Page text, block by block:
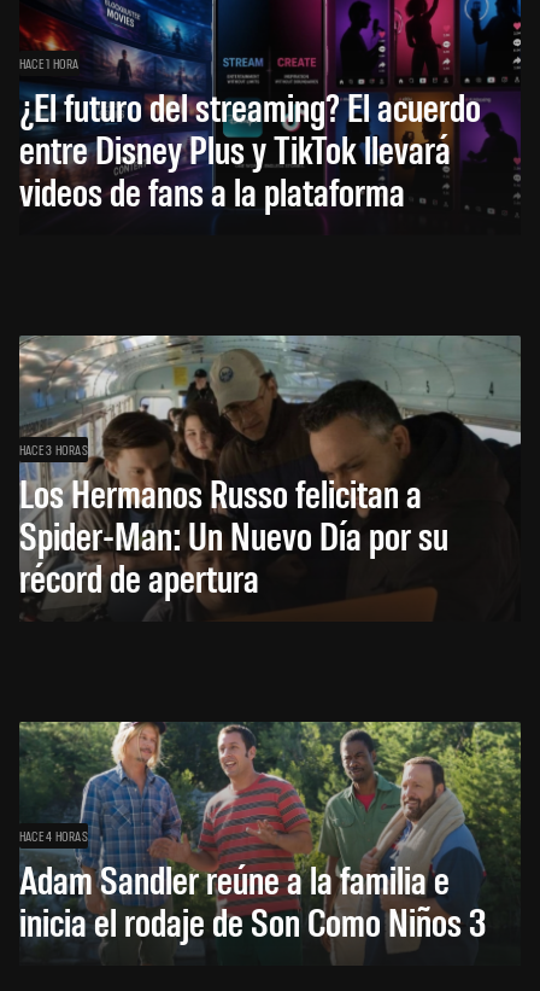
HACE 1 HORA
¿El futuro del streaming? El acuerdo
entre Disney Plus y TikTok llevará
videos de fans a la plataforma
HACE 3 HORAS
Los Hermanos Russo felicitan a
Spider-Man: Un Nuevo Día por su
récord de apertura
HACE 4 HORAS
Adam Sandler reúne a la familia e
inicia el rodaje de Son Como Niños 3